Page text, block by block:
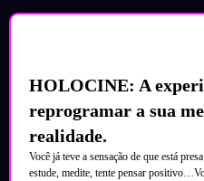
HOLOCINE: A
reprogramar a sua
realidade.
Você já teve a sensação de que está
estude, medite, tente pensar